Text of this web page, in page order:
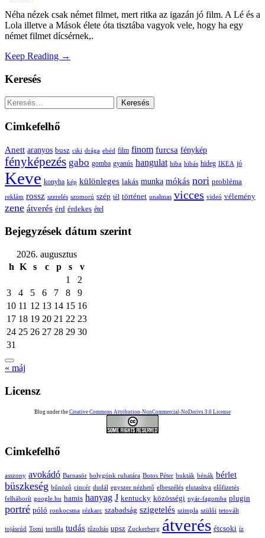
Néha nézek csak német filmet, mert ritka az igazán jó film. A Lé és a
Lola illetve a Mások élete óta tisztába vagyok vele, hogy ha egy
német filmet dícsérnek,.
Keep Reading →
Keresés
Keresés:
Cimkefelhő
Anett aranyos busz ciki drága ebéd film finom furcsa fénykép
fényképezés gabo gomba gyanús hangulat hiba hibás hideg IKEA jó
Keve konyha kép különleges lakás munka mókás nori probléma
reklám rossz szerelés szomorú szép tél történet unalmas vicces videó vélemény
zene átverés érd érdekes étel
Bejegyzések dátum szerint
2026. augusztus
h K s c p s
v
1
2
3
4 5 6 7 8
9
10 11 12 13 14 15 16
17 18 19 20 21 22 23
24 25 26 27 28 29 30
31
« máj
Licensz
Blog under the Creative Commons Attribution-NonCommercial-NoDerivs 3.0 License
Cimkefelhő
asszony avokádó Barnasör bolygónk ruhatára Botos Péter bukták bénák bérlet
büszkeség bűnöző cincér dudál egyszer nézhető elbeszélés elutasítva előfizetés
felháborít google.hu hamis hanyag J kentucky közösségi nyár-fagomba plugin
portré póló ronkocsma rézkarc szabadság szigetelés szimpla szülői tetovált
tojásrúd Tomi tortilla tudás tűzoltás upsz Zuckerberg átverés étcsoki íz